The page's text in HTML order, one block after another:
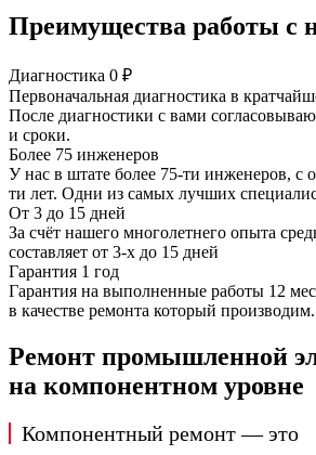
Преимущества работы с
Диагностика 0 ₽
Первоначальная диагностика в
После диагностики с вами
и сроки.
Более 75 инженеров
У нас в штате более 75-ти инженеров, с
ти лет. Одни из самых лучших
От 3 до 15 дней
За счёт нашего многолетнего опыта
составляет от 3-х до 15 дней
Гарантия 1 год
Гарантия на выполненные работы 12
в качестве ремонта который производим.
Ремонт промышленной
на компонентном уровне
Компонентный ремонт — это